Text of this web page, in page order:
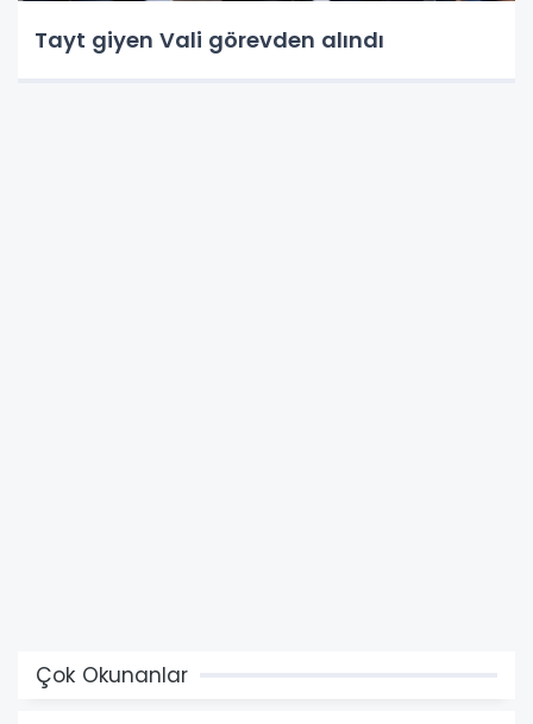
Tayt giyen Vali görevden alındı
Çok Okunanlar